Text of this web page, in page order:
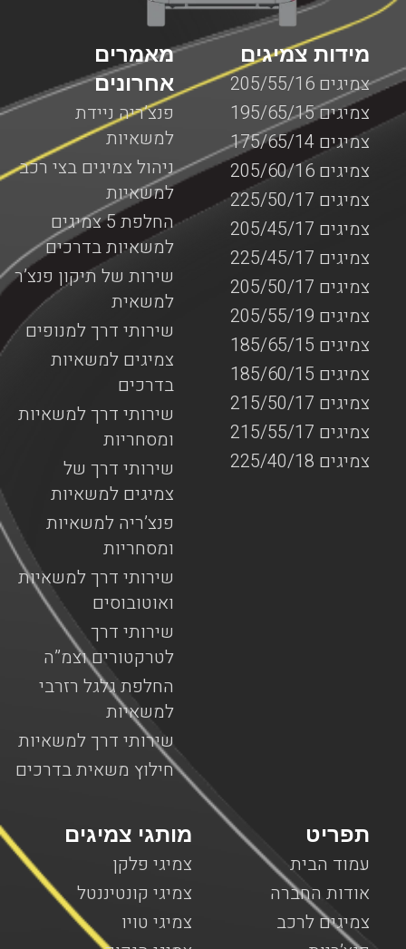
מאמרים
אחרונים
פנצ’ריה ניידת
למשאיות
ניהול צמיגים בצי רכב
למשאיות
החלפת 5 צמיגים
למשאיות בדרכים
שירות של תיקון פנצ’ר
למשאית
שירותי דרך למנופים
צמיגים למשאיות
בדרכים
שירותי דרך למשאיות
ומסחריות
שירותי דרך של
צמיגים למשאיות
פנצ’ריה למשאיות
ומסחריות
שירותי דרך למשאיות
ואוטובוסים
שירותי דרך
לטרקטורים וצמ”ה
החלפת גלגל רזרבי
למשאיות
שירותי דרך למשאיות
חילוץ משאית בדרכים
מידות צמיגים
צמיגים 205/55/16
צמיגים 195/65/15
צמיגים 175/65/14
צמיגים 205/60/16
צמיגים 225/50/17
צמיגים 205/45/17
צמיגים 225/45/17
צמיגים 205/50/17
צמיגים 205/55/19
צמיגים 185/65/15
צמיגים 185/60/15
צמיגים 215/50/17
צמיגים 215/55/17
צמיגים 225/40/18
מותגי צמיגים
צמיגי פלקן
צמיגי קונטיננטל
צמיגי טויו
תפריט
עמוד הבית
אודות החברה
צמיגים לרכב